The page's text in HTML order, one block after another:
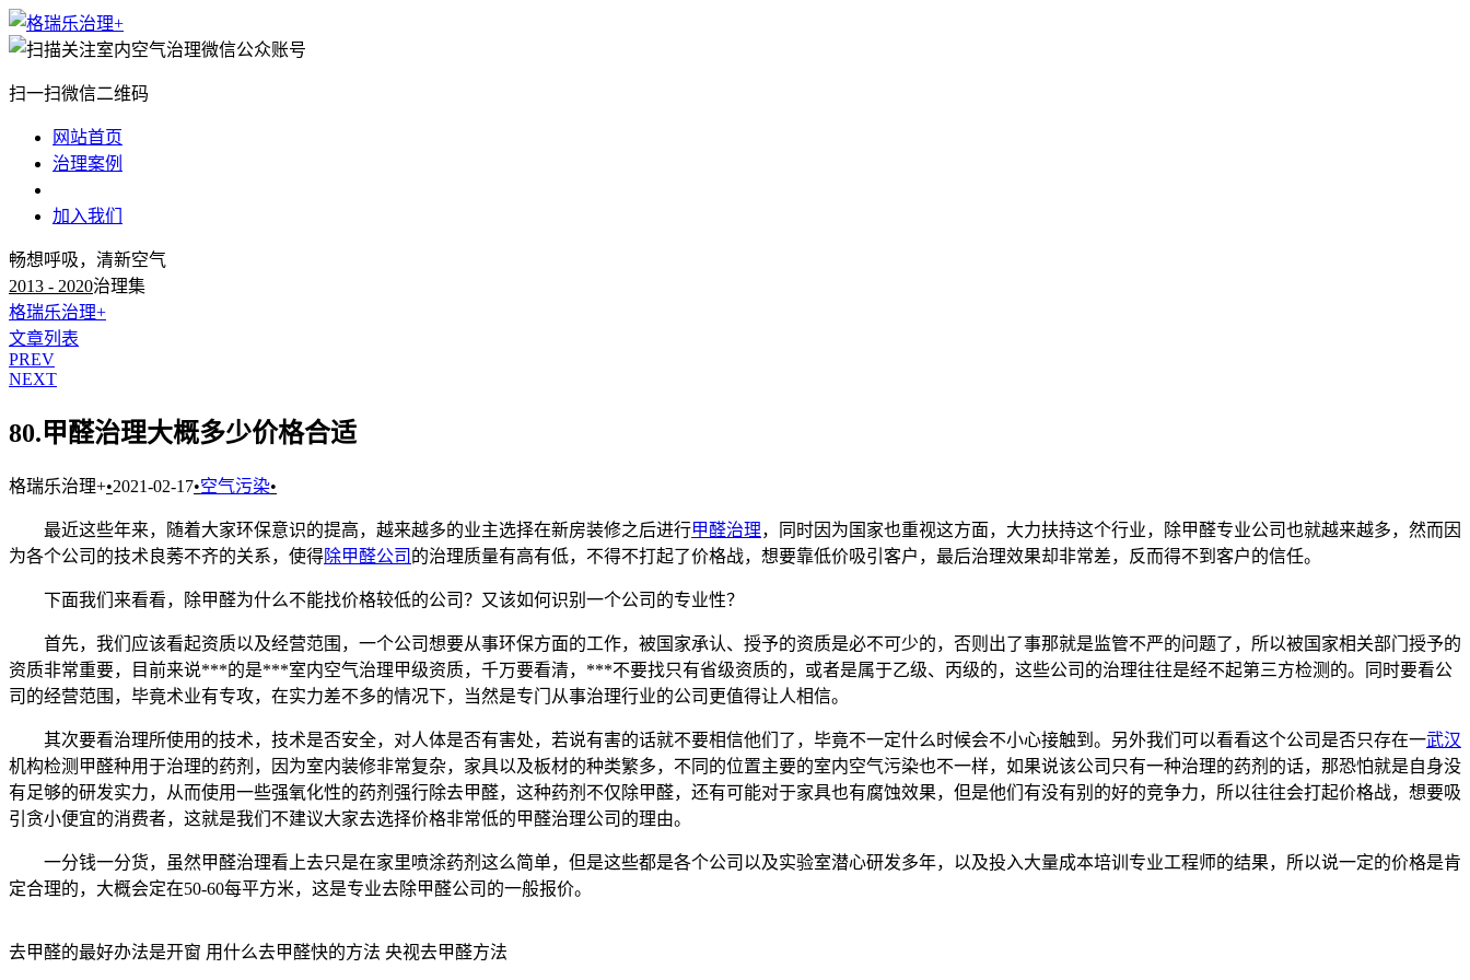
扫一扫微信二维码
网站首页
治理案例
加入我们
畅想呼吸，清新空气
2013 - 2020治理集
格瑞乐治理+
文章列表
PREV
NEXT
80.甲醛治理大概多少价格合适
格瑞乐治理+•2021-02-17•空气污染•
最近这些年来，随着大家环保意识的提高，越来越多的业主选择在新房装修之后进行甲醛治理，同时因为国家也重视这方面，大力扶持这个行业，除甲醛专业公司也就越来越多，然而因
为各个公司的技术良莠不齐的关系，使得除甲醛公司 的治理质量有高有低，不得不打起了价格战，想要靠低价吸引客户，最后治理效果却非常差，反而得不到客户的信任。
下面我们来看看，除甲醛为什么不能找价格较低的公司？又该如何识别一个公司的专业性？
首先，我们应该看起资质以及经营范围，一个公司想要从事环保方面的工作，被国家承认、授予的资质是必不可少的，否则出了事那就是监管不严的问题了，所以被国家相关部门授予的
资质非常重要，目前来说***的是***室内空气治理甲级资质，千万要看清，***不要找只有省级资质的，或者是属于乙级、丙级的，这些公司的治理往往是经不起第三方检测的。同时要看公
司的经营范围，毕竟术业有专攻，在实力差不多的情况下，当然是专门从事治理行业的公司更值得让人相信。
其次要看治理所使用的技术，技术是否安全，对人体是否有害处，若说有害的话就不要相信他们了，毕竟不一定什么时候会不小心接触到。另外我们可以看看这个公司是否只存在一武汉
机构检测甲醛种用于治理的药剂，因为室内装修非常复杂，家具以及板材的种类繁多，不同的位置主要的室内空气污染也不一样，如果说该公司只有一种治理的药剂的话，那恐怕就是自身没
有足够的研发实力，从而使用一些强氧化性的药剂强行除去甲醛，这种药剂不仅除甲醛，还有可能对于家具也有腐蚀效果，但是他们有没有别的好的竞争力，所以往往会打起价格战，想要吸
引贪小便宜的消费者，这就是我们不建议大家去选择价格非常低的甲醛治理公司的理由。
一分钱一分货，虽然甲醛治理看上去只是在家里喷涂药剂这么简单，但是这些都是各个公司以及实验室潜心研发多年，以及投入大量成本培训专业工程师的结果，所以说一定的价格是肯
定合理的，大概会定在50-60每平方米，这是专业去除甲醛公司的一般报价。
去甲醛的最好办法是开窗 用什么去甲醛快的方法 央视去甲醛方法